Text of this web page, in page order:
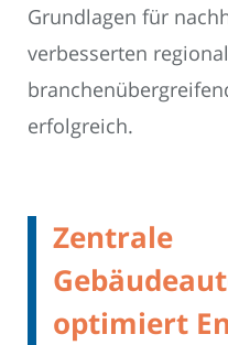
Grundlagen für
verbesserten
erfolgreich.
Zentrale
optimiert